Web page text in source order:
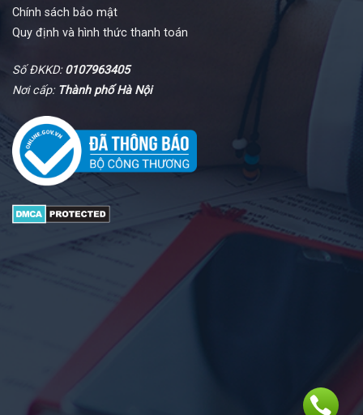
Chính sách bảo mật
Quy định và hình thức thanh toán
Số ĐKKD:0107963405
Nơi cấp: Thành phố Hà Nội